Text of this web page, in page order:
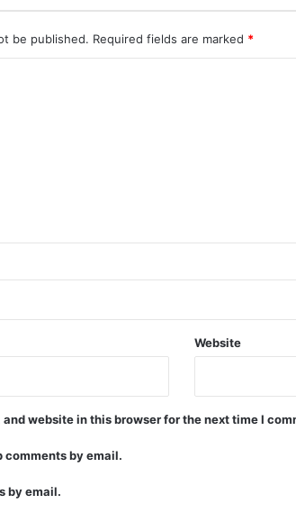
be published. Required fields are marked *
Website
website in this browser for the next time I
by email.
by email.